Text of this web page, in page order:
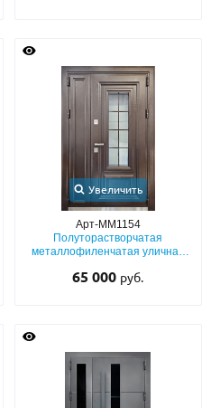
Увеличить
Арт-ММ1154
Полуторастворчатая
металлофиленчатая уличная
стеклом
65 000 руб.